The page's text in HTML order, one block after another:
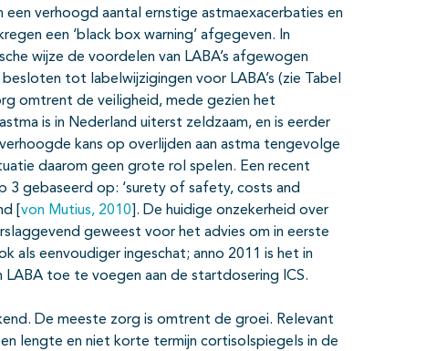
verhoogd aantal ernstige astmaexacerbaties en
een ‘black box warning’ afgegeven. In
wijze de voordelen van LABA’s afgewogen
tot labelwijzigingen voor LABA’s (zie Tabel
omtrent de veiligheid, mede gezien het
is in Nederland uiterst zeldzaam, en is eerder
kans op overlijden aan astma tengevolge
daarom geen grote rol spelen. Een recent
gebaseerd op: ‘surety of safety, costs and
[ von Mutius, 2010 ]. De huidige onzekerheid over
geweest voor het advies om in eerste
als eenvoudiger ingeschat; anno 2011 is het in
toe te voegen aan de startdosering ICS.
De meeste zorg is omtrent de groei. Relevant
lengte en niet korte termijn cortisolspiegels in de